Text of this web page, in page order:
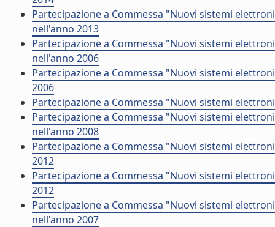
Partecipazione a Commessa "Nuovi sistemi
nell'anno 2013
Partecipazione a Commessa "Nuovi sistemi
nell'anno 2006
Partecipazione a Commessa "Nuovi sistemi
2006
Partecipazione a Commessa "Nuovi sistemi
Partecipazione a Commessa "Nuovi sistemi
nell'anno 2008
Partecipazione a Commessa "Nuovi sistemi
2012
Partecipazione a Commessa "Nuovi sistemi
2012
Partecipazione a Commessa "Nuovi sistemi
nell'anno 2007